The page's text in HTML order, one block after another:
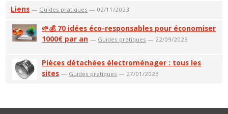
Liens — Guides pratiques — 02/11/2023
🌱💰 70 idées éco-responsables pour économiser
1000€ par an — Guides pratiques — 22/09/2023
Pièces détachées électroménager : tous les
sites — Guides pratiques — 27/01/2023